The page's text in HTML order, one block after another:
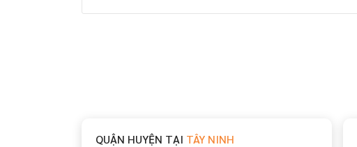
QUẬN HUYỆN TẠI TÂY NINH